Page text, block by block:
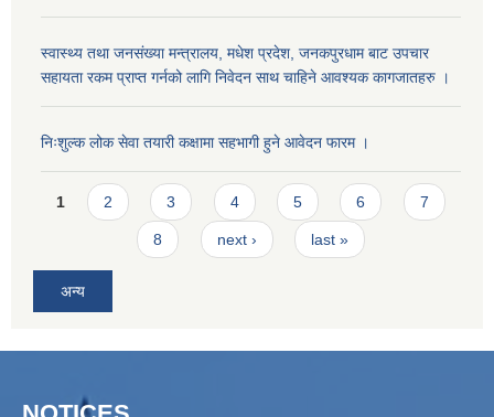
स्वास्थ्य तथा जनसंख्या मन्त्रालय, मधेश प्रदेश, जनकपुरधाम बाट उपचार
सहायता रकम प्राप्त गर्नको लागि निवेदन साथ चाहिने आवश्यक कागजातहरु ।
निःशुल्क लोक सेवा तयारी कक्षामा सहभागी हुने आवेदन फारम ।
Pages
1 2 3 4 5 6 7
8 next › last »
अन्य